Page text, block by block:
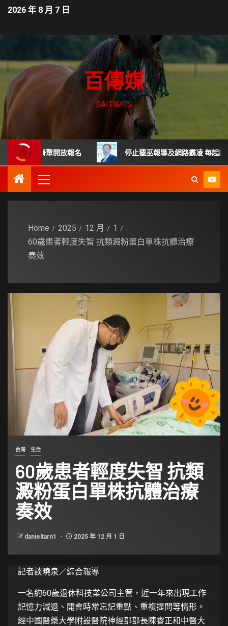
2026 年 8 月 7 日
百傳媒
BAITIMES
齊聚開放報名 停止獵巫報導及網路霸凌 每起詐騙都是全
Home 2025 12 月
1
60歲患者輕度失智 抗類澱粉蛋白單株抗體治療
奏效
台灣 生活
60歲患者輕度失智 抗類
澱粉蛋白單株抗體治療
奏效
danieltarn1 2025 年 12 月 1 日
記者談曉泉／綜合報導
一名約60歲退休科技業公司主管，近一年來出現工作
記憶力減退、開會時常忘記重點、重複提問等情形。
經中國醫藥大學附設醫院神經部部長陳睿正和中醫大